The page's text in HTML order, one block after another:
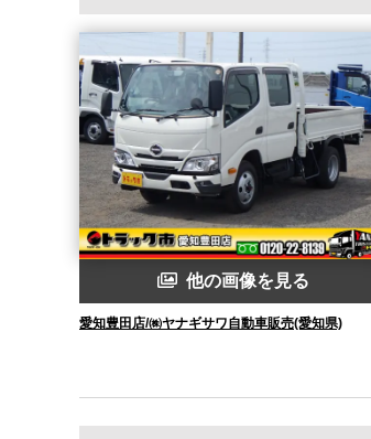
他の画像を見る
愛知豊田店/㈱ヤナギサワ自動車販売(愛知県)